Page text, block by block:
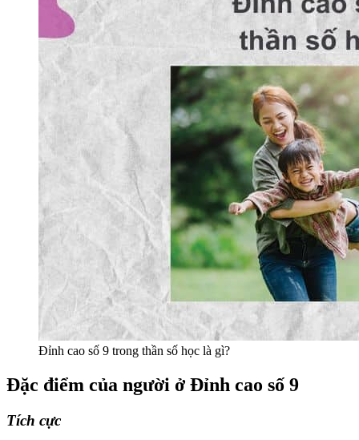
Đỉnh cao số 9 trong thần số học là gì?
Đặc điểm của người ở Đỉnh cao số 9
Tích cực